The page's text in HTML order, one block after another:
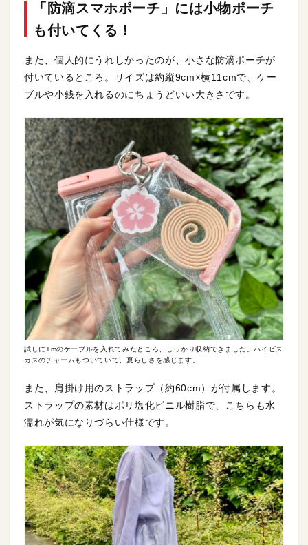
「防滴スマホポーチ」には小物ポーチ
も付いてくる！
また、個人的にうれしかったのが、小さな防滴ポーチが
付いているところ。サイズは約縦9cm×横11cmで、ケー
ブルや小銭を入れるのにちょうどいい大きさです。
試しに1mのケーブルを入れてみたところ、しっかり収納できました。ハイビス
カスのチャームもついていて、夏らしさを感じます。
また、肩掛け用のストラップ（約60cm）が付属します。
ストラップの素材はポリ塩化ビニル樹脂で、こちらも水
濡れが気になりづらい仕様です。